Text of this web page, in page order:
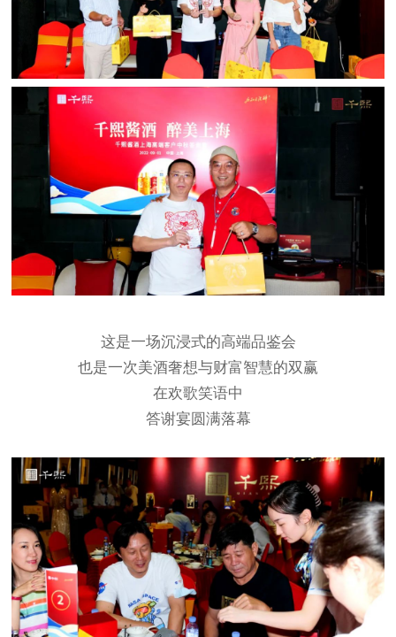
这是一场沉浸式的高端品鉴会
也是一次美酒奢想与财富智慧的双赢
在欢歌笑语中
答谢宴圆满落幕